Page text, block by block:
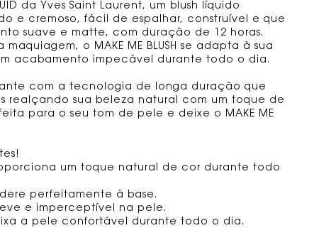
da Yves Saint Laurent, um blush líquido
e cremoso, fácil de espalhar, construível e que
suave e matte, com duração de 12 horas.
o MAKE ME BLUSH se adapta à sua
acabamento impecável durante todo o dia.
com a tecnologia de longa duração que
realçando sua beleza natural com um toque de
para o seu tom de pele e deixe o MAKE ME
um toque natural de cor durante todo
perfeitamente à base.
e imperceptível na pele.
a pele confortável durante todo o dia.